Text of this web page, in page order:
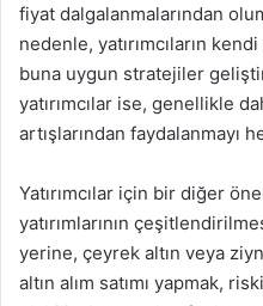
fiyat dalgalanmalarından
nedenle, yatırımcıların
buna uygun stratejiler
yatırımcılar ise, genellikle
artışlarından faydalanmayı
Yatırımcılar için bir diğer
yatırımlarının
yerine, çeyrek altın veya
altın alım satımı yapmak,